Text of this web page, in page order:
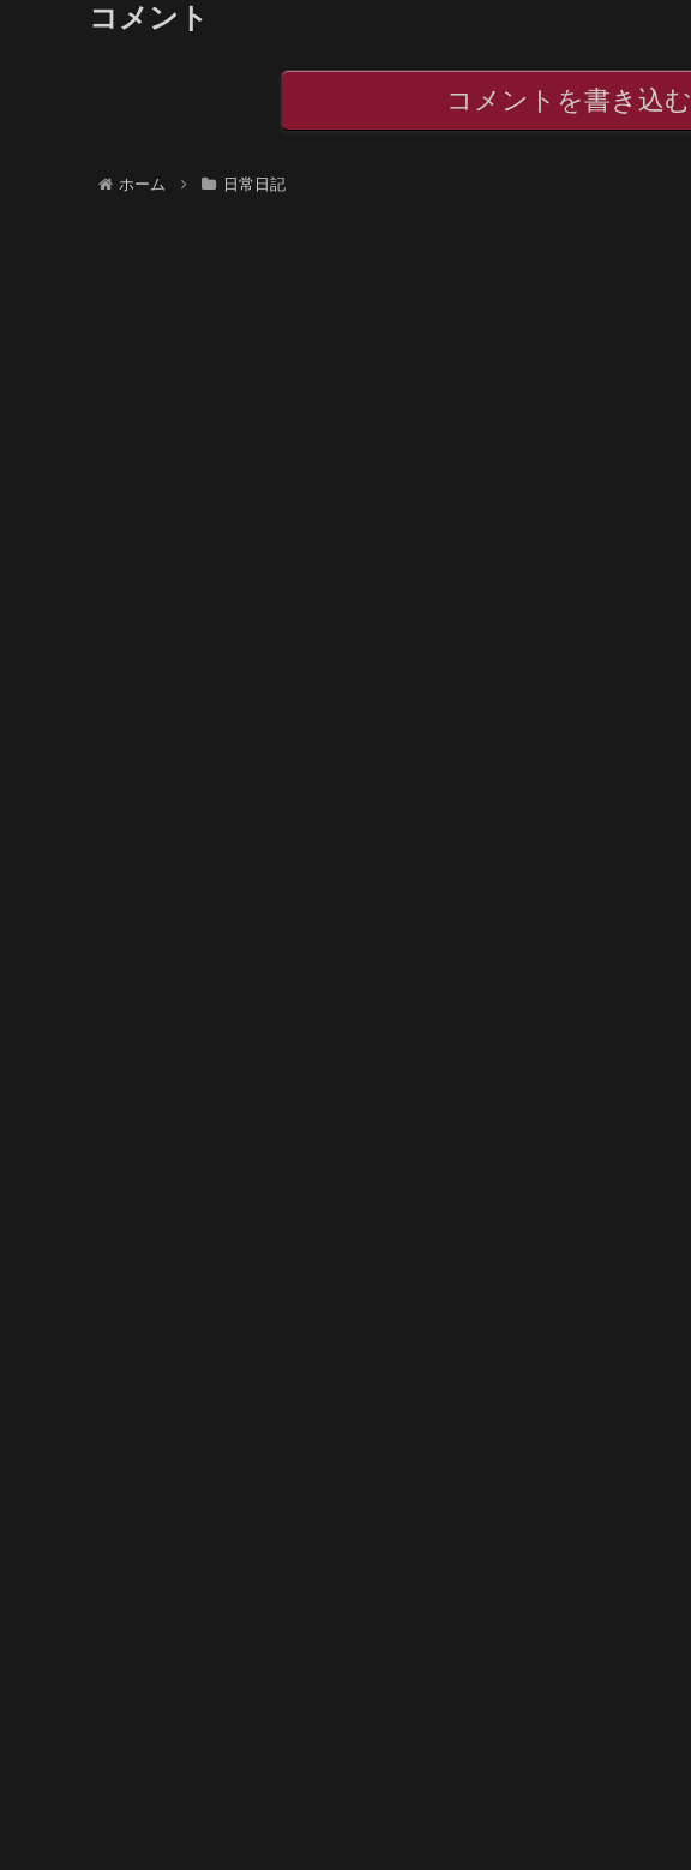
コメント
コメントを書き込む
ホーム 日常日記